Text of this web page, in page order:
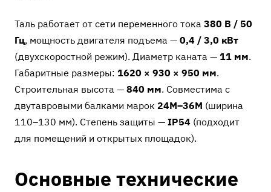
Таль работает от сети переменного тока 380 В / 50
Гц, мощность двигателя подъема — 0,4 / 3,0 кВт
(двухскоростной режим). Диаметр каната — 11 мм.
Габаритные размеры: 1620 × 930 × 950 мм.
Строительная высота — 840 мм. Совместима с
двутавровыми балками марок 24М–36М (ширина
110–130 мм). Степень защиты — IP54 (подходит
для помещений и открытых площадок).
Основные технические